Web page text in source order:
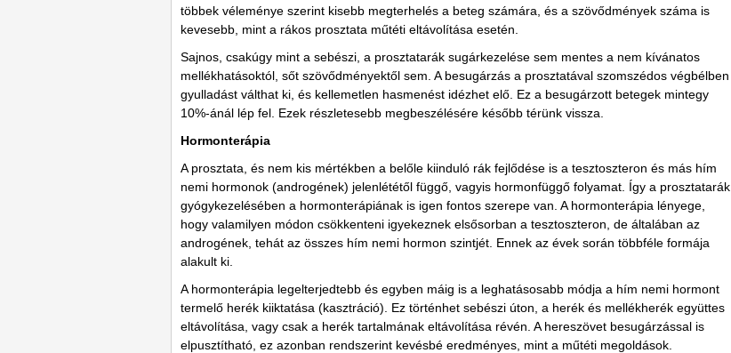
többek véleménye szerint kisebb megterhelés a beteg számára, és a szövődmények száma is
kevesebb, mint a rákos prosztata műtéti eltávolítása esetén.
Sajnos, csakúgy mint a sebészi, a prosztatarák sugárkezelése sem mentes a nem kívánatos
mellékhatásoktól, sőt szövődményektől sem. A besugárzás a prosztatával szomszédos végbélben
gyulladást válthat ki, és kellemetlen hasmenést idézhet elő. Ez a besugárzott betegek mintegy
10%-ánál lép fel. Ezek részletesebb megbeszélésére később térünk vissza.
Hormonterápia
A prosztata, és nem kis mértékben a belőle kiinduló rák fejlődése is a tesztoszteron és más hím
nemi hormonok (androgének) jelenlététől függő, vagyis hormonfüggő folyamat. Így a prosztatarák
gyógykezelésében a hormonterápiának is igen fontos szerepe van. A hormonterápia lényege,
hogy valamilyen módon csökkenteni igyekeznek elsősorban a tesztoszteron, de általában az
androgének, tehát az összes hím nemi hormon szintjét. Ennek az évek során többféle formája
alakult ki.
A hormonterápia legelterjedtebb és egyben máig is a leghatásosabb módja a hím nemi hormont
termelő herék kiiktatása (kasztráció). Ez történhet sebészi úton, a herék és mellékherék együttes
eltávolítása, vagy csak a herék tartalmának eltávolítása révén. A hereszövet besugárzással is
elpusztítható, ez azonban rendszerint kevésbé eredményes, mint a műtéti megoldások.